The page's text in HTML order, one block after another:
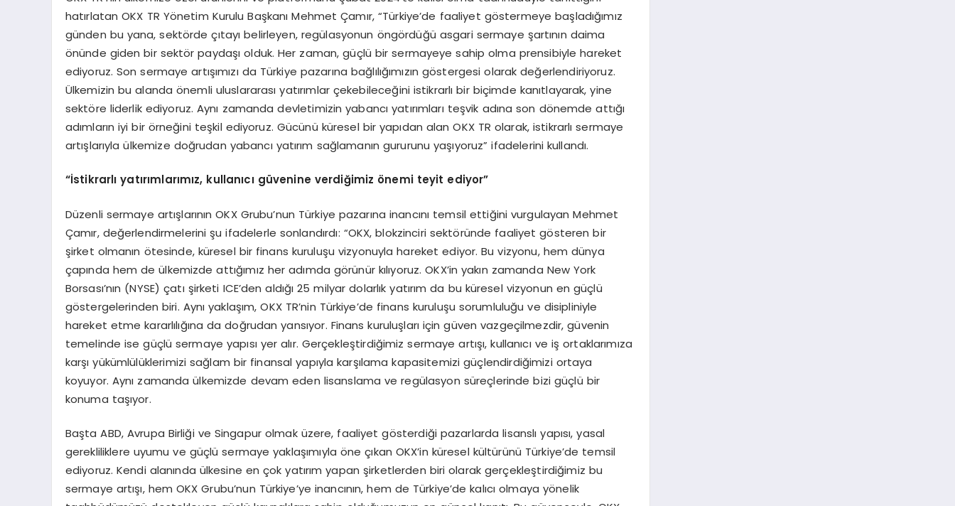
hatırlatan OKX TR Yönetim Kurulu Başkanı Mehmet Çamır, “Türkiye’de faaliyet göstermeye başladığımız
günden bu yana, sektörde çıtayı belirleyen, regülasyonun öngördüğü asgari sermaye şartının daima
önünde giden bir sektör paydaşı olduk. Her zaman, güçlü bir sermayeye sahip olma prensibiyle hareket
ediyoruz. Son sermaye artışımızı da Türkiye pazarına bağlılığımızın göstergesi olarak değerlendiriyoruz.
Ülkemizin bu alanda önemli uluslararası yatırımlar çekebileceğini istikrarlı bir biçimde kanıtlayarak, yine
sektöre liderlik ediyoruz. Aynı zamanda devletimizin yabancı yatırımları teşvik adına son dönemde attığı
adımların iyi bir örneğini teşkil ediyoruz. Gücünü küresel bir yapıdan alan OKX TR olarak, istikrarlı sermaye
artışlarıyla ülkemize doğrudan yabancı yatırım sağlamanın gururunu yaşıyoruz” ifadelerini kullandı.
“İstikrarlı yatırımlarımız, kullanıcı güvenine verdiğimiz önemi teyit ediyor”
Düzenli sermaye artışlarının OKX Grubu’nun Türkiye pazarına inancını temsil ettiğini vurgulayan Mehmet
Çamır, değerlendirmelerini şu ifadelerle sonlandırdı: “OKX, blokzinciri sektöründe faaliyet gösteren bir
şirket olmanın ötesinde, küresel bir finans kuruluşu vizyonuyla hareket ediyor. Bu vizyonu, hem dünya
çapında hem de ülkemizde attığımız her adımda görünür kılıyoruz. OKX’in yakın zamanda New York
Borsası’nın (NYSE) çatı şirketi ICE’den aldığı 25 milyar dolarlık yatırım da bu küresel vizyonun en güçlü
göstergelerinden biri. Aynı yaklaşım, OKX TR’nin Türkiye’de finans kuruluşu sorumluluğu ve disipliniyle
hareket etme kararlılığına da doğrudan yansıyor. Finans kuruluşları için güven vazgeçilmezdir, güvenin
temelinde ise güçlü sermaye yapısı yer alır. Gerçekleştirdiğimiz sermaye artışı, kullanıcı ve iş ortaklarımıza
karşı yükümlülüklerimizi sağlam bir finansal yapıyla karşılama kapasitemizi güçlendirdiğimizi ortaya
koyuyor. Aynı zamanda ülkemizde devam eden lisanslama ve regülasyon süreçlerinde bizi güçlü bir
konuma taşıyor.
Başta ABD, Avrupa Birliği ve Singapur olmak üzere, faaliyet gösterdiği pazarlarda lisanslı yapısı, yasal
gerekliliklere uyumu ve güçlü sermaye yaklaşımıyla öne çıkan OKX’in küresel kültürünü Türkiye’de temsil
ediyoruz. Kendi alanında ülkesine en çok yatırım yapan şirketlerden biri olarak gerçekleştirdiğimiz bu
sermaye artışı, hem OKX Grubu’nun Türkiye’ye inancının, hem de Türkiye’de kalıcı olmaya yönelik